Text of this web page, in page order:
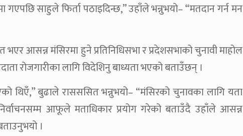
गएपछि साहुले फिर्ता पठाइदिन्छ,” उहाँले भन्नुभयो– “मतदान गर्न मन
भएर आसन्न मंसिरमा हुने प्रतिनिधिसभा र प्रदेशसभाको चुनावी माहोल
रोजगारीका लागि विदेशिनु बाध्यता भएको बताउँछन् ।
थिएँ,” बुढाले रासससित भन्नुभयो– “मंसिरको चुनावका लागि यता
आफूले मताधिकार प्रयोग गरेको बताउँदै उहाँले आसन्न
।